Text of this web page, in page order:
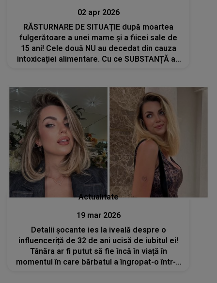
02 apr 2026
RĂSTURNARE DE SITUAȚIE după moartea
fulgerătoare a unei mame și a fiicei sale de
15 ani! Cele două NU au decedat din cauza
intoxicației alimentare. Cu ce SUBSTANȚĂ au
Actualitate
19 mar 2026
Detalii șocante ies la iveală despre o
influenceriță de 32 de ani ucisă de iubitul ei!
Tânăra ar fi putut să fie încă în viață în
momentul în care bărbatul a îngropat-o într-o